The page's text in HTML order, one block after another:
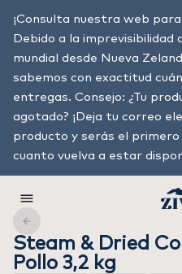
¡Consulta nuestra web
Debido a la
mundial desde Nueva
sabemos con exactitud
entregas. Consejo: ¿Tu
agotado? ¡Deja tu correo
producto y serás el primero
cuanto vuelva a estar
Steam & Dried
Pollo 3,2 kg